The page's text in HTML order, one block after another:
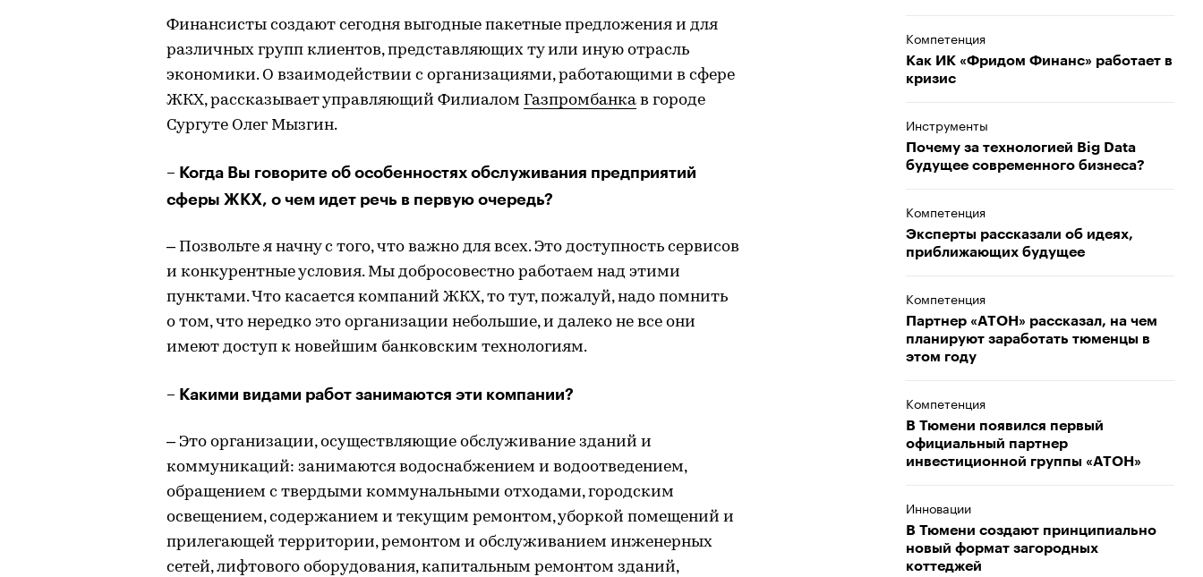
Финансисты создают сегодня выгодные пакетные предложения и для
различных групп клиентов, представляющих ту или иную отрасль
экономики. О взаимодействии с организациями, работающими в сфере
ЖКХ, рассказывает управляющий Филиалом Газпромбанка в городе
Сургуте Олег Мызгин.
– Когда Вы говорите об особенностях обслуживания предприятий
сферы ЖКХ, о чем идет речь в первую очередь?
– Позвольте я начну с того, что важно для всех. Это доступность сервисов
и конкурентные условия. Мы добросовестно работаем над этими
пунктами. Что касается компаний ЖКХ, то тут, пожалуй, надо помнить
о том, что нередко это организации небольшие, и далеко не все они
имеют доступ к новейшим банковским технологиям.
– Какими видами работ занимаются эти компании?
– Это организации, осуществляющие обслуживание зданий и
коммуникаций: занимаются водоснабжением и водоотведением,
обращением с твердыми коммунальными отходами, городским
освещением, содержанием и текущим ремонтом, уборкой помещений и
прилегающей территории, ремонтом и обслуживанием инженерных
сетей, лифтового оборудования, капитальным ремонтом зданий,
Компетенция
Как ИК «Фридом Финанс» работает в
кризис
Инструменты
Почему за технологией Big Data
будущее современного бизнеса?
Компетенция
Эксперты рассказали об идеях,
приближающих будущее
Компетенция
Партнер «АТОН» рассказал, на чем
планируют заработать тюменцы в
этом году
Компетенция
В Тюмени появился первый
официальный партнер
инвестиционной группы «АТОН»
Инновации
В Тюмени создают принципиально
новый формат загородных
коттеджей